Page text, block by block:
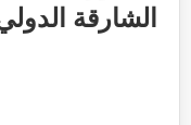
الشارقة